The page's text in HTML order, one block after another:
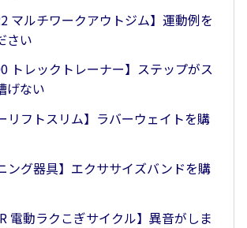
マルチワークアウトジム】運動例を
さい
トレックトレーナー】ステップがス
げない
リフトスリム】ラバーウェイトを購
ング器具】エクササイズバンドを購
電動ラクこぎサイクル】異音がしま